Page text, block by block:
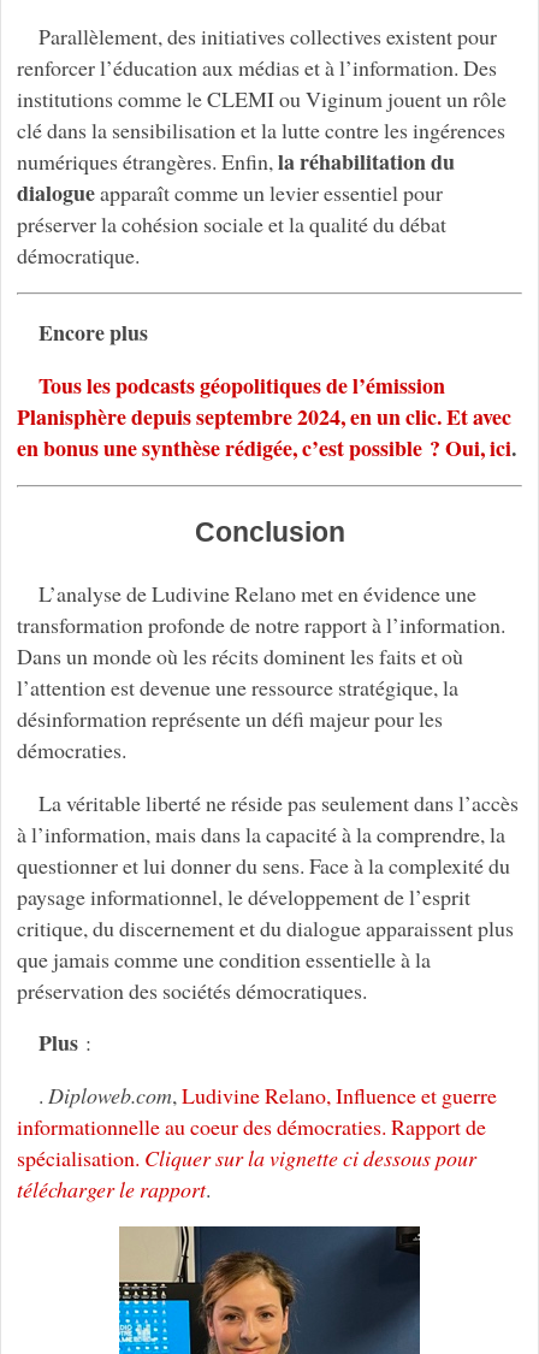
Parallèlement, des initiatives collectives existent pour
renforcer l’éducation aux médias et à l’information. Des
institutions comme le CLEMI ou Viginum jouent un rôle
clé dans la sensibilisation et la lutte contre les ingérences
numériques étrangères. Enfin,la réhabilitation du
dialogueapparaît comme un levier essentiel pour
préserver la cohésion sociale et la qualité du débat
démocratique.
Encore plus
Tous les podcasts géopolitiques de l’émission
Planisphère depuis septembre 2024, en un clic. Et avec
en bonus une synthèse rédigée, c’est possible ? Oui, ici.
Conclusion
L’analyse de Ludivine Relano met en évidence une
transformation profonde de notre rapport à l’information.
Dans un monde où les récits dominent les faits et où
l’attention est devenue une ressource stratégique, la
désinformation représente un défi majeur pour les
démocraties.
La véritable liberté ne réside pas seulement dans l’accès
à l’information, mais dans la capacité à la comprendre, la
questionner et lui donner du sens. Face à la complexité du
paysage informationnel, le développement de l’esprit
critique, du discernement et du dialogue apparaissent plus
que jamais comme une condition essentielle à la
préservation des sociétés démocratiques.
Plus:
. Diploweb.com,Ludivine Relano, Influence et guerre
informationnelle au coeur des démocraties. Rapport de
spécialisation. Cliquer sur la vignette ci dessous pour
télécharger le rapport.